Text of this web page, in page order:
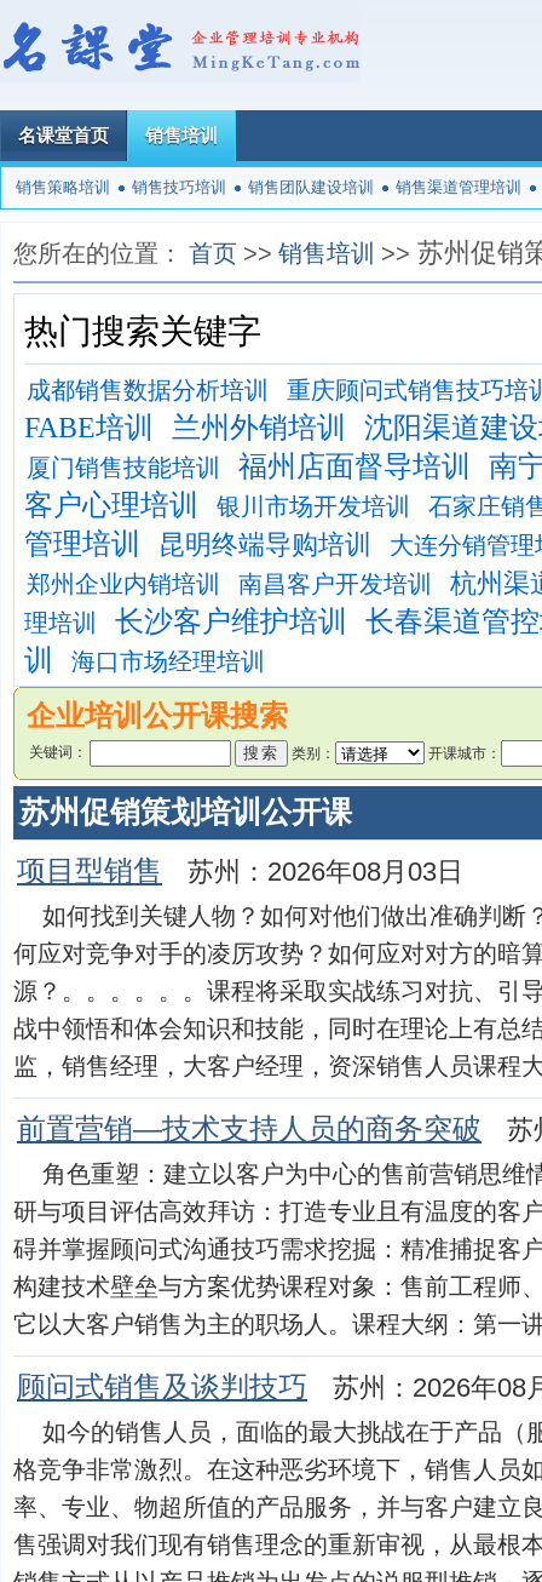
名课堂首页 销售培训
销售策略培训 销售技巧培训 销售团队建设培训 销售渠道管理培训
您所在的位置： 首页 >> 销售培训 >> 苏州促销
热门搜索关键字
成都销售数据分析培训 重庆顾问式销售技巧培
FABE培训 兰州外销培训 沈阳渠道建
厦门销售技能培训 福州店面督导培训
南
客户心理培训
银川市场开发培训 石家庄销
管理培训 昆明终端导购培训
大连分销管理
郑州企业内销培训
南昌客户开发培训 杭州渠
理培训 长沙客户维护培训
长春渠道管
训
海口市场经理培训
企业培训公开课搜索
关键词： 类别： 开课城市：
苏州促销策划培训公开课
项目型销售 苏州：2026年08月03日
如何找到关键人物？如何对他们做出准确判断
何应对竞争对手的凌厉攻势？如何应对对方的暗
源？。。。。。。课程将采取实战练习对抗、引
战中领悟和体会知识和技能，同时在理论上有总
监，销售经理，大客户经理，资深销售人员课程
前置营销—技术支持人员的商务突破 苏
角色重塑：建立以客户为中心的售前营销思维
研与项目评估高效拜访：打造专业且有温度的客
碍并掌握顾问式沟通技巧需求挖掘：精准捕捉客
构建技术壁垒与方案优势课程对象：售前工程师
它以大客户销售为主的职场人。课程大纲：第一
顾问式销售及谈判技巧 苏州：2026年08
如今的销售人员，面临的最大挑战在于产品（
格竞争非常激烈。在这种恶劣环境下，销售人员
率、专业、物超所值的产品服务，并与客户建立
售强调对我们现有销售理念的重新审视，从最根